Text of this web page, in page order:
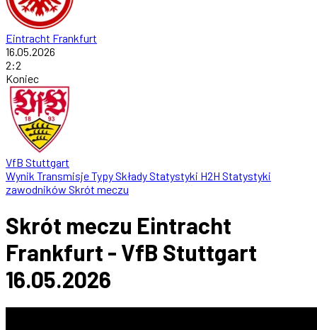
Eintracht Frankfurt
16.05.2026
2:2
Koniec
VfB Stuttgart
Wynik TransmisjeTypySkładyStatystyki H2H Statystyki
zawodników Skrót meczu
Skrót meczu Eintracht
Frankfurt - VfB Stuttgart
16.05.2026